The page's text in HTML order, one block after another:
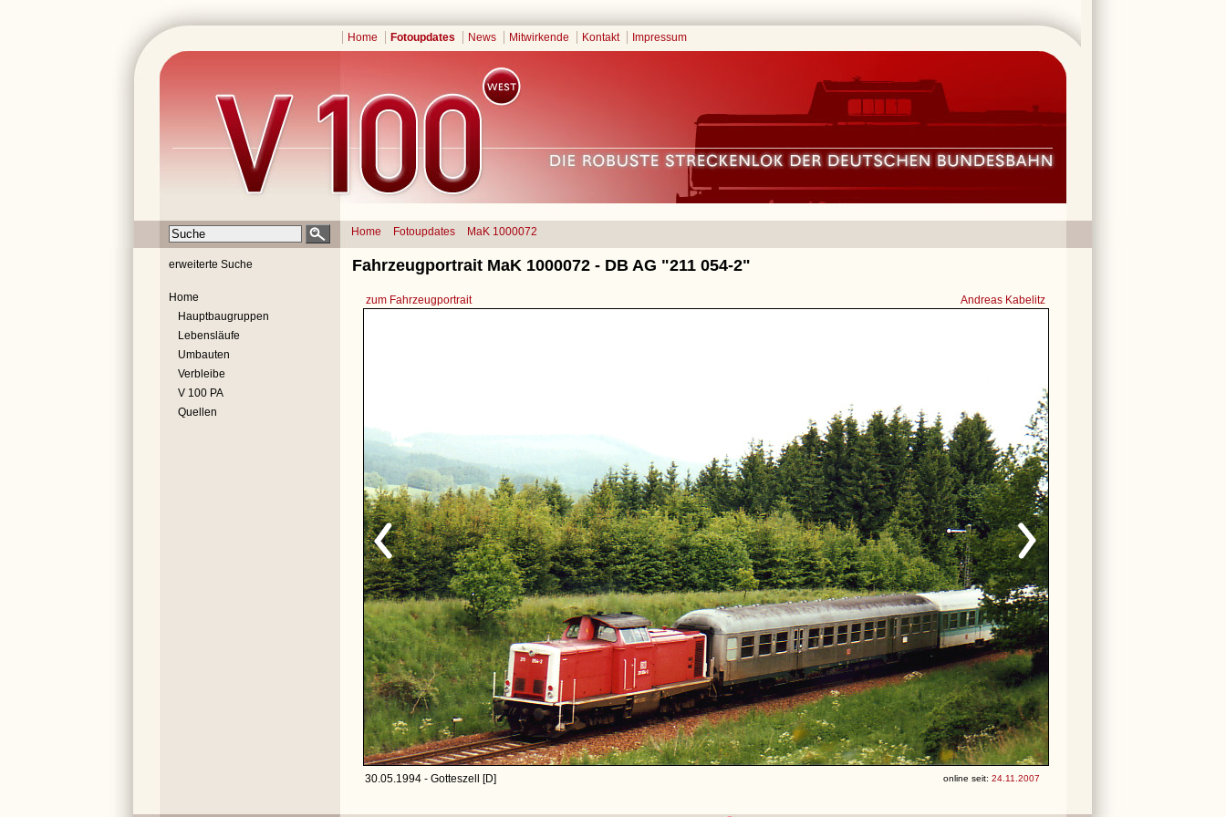
Home Fotoupdates News Mitwirkende Kontakt Impressum
Home Fotoupdates MaK 1000072
erweiterte Suche
Home
Hauptbaugruppen
Lebensläufe
Umbauten
Verbleibe
V 100 PA
Quellen
Fahrzeugportrait MaK 1000072 - DB AG "211 054-2"
zum Fahrzeugportrait Andreas Kabelitz
30.05.1994 - Gotteszell [D] online seit: 24.11.2007